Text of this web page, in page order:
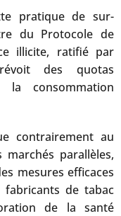
pratique de sur-
du Protocole de
illicite, ratifié par
des quotas
la consommation
contrairement au
parallèles,
mesures efficaces
de tabac
de la santé